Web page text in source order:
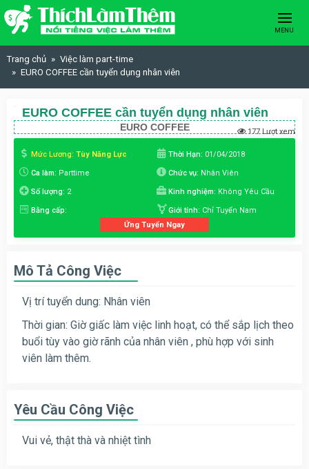
Skip to content
MENU
Trang chủ
Việc làm part-time
EURO COFFEE cần tuyển dụng nhân viên
EURO COFFEE cần tuyển dụng nhân viên
EURO COFFEE 177 Lượt xem
Mức Lương: Tùy Năng Lực Thời Hạn: 01/04/2018
Ca làm: Parttime Chức vụ: Nhân Viên
Số lượng: 2 Kinh nghiệm: Không Yêu Cầu
Bằng cấp: Giới tính: Chỉ Tuyển Nam
Ứng Tuyển Ngay
Mô Tả Công Việc
Vị trí tuyển dung: Nhân viên
Thời gian: Giờ giấc làm việc linh hoạt, có thể sắp lịch theo
buổi tùy vào giờ rãnh của nhân viên , phù hợp với sinh
viên làm thêm.
Yêu Cầu Công Việc
Vui vẻ, thật thà và nhiệt tình